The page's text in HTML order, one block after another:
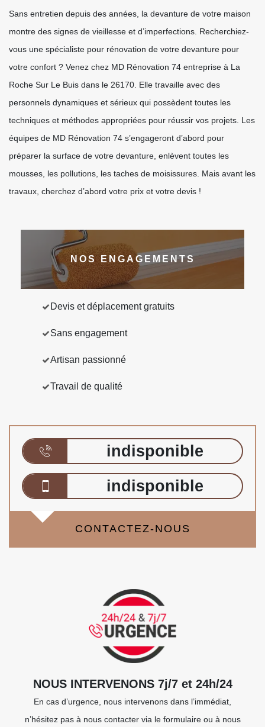
Sans entretien depuis des années, la devanture de votre maison
montre des signes de vieillesse et d’imperfections. Recherchiez-
vous une spécialiste pour rénovation de votre devanture pour
votre confort ? Venez chez MD Rénovation 74 entreprise à La
Roche Sur Le Buis dans le 26170. Elle travaille avec des
personnels dynamiques et sérieux qui possèdent toutes les
techniques et méthodes appropriées pour réussir vos projets. Les
équipes de MD Rénovation 74 s’engageront d’abord pour
préparer la surface de votre devanture, enlèvent toutes les
mousses, les pollutions, les taches de moisissures. Mais avant les
travaux, cherchez d’abord votre prix et votre devis !
NOS ENGAGEMENTS
Devis et déplacement gratuits
Sans engagement
Artisan passionné
Travail de qualité
indisponible
indisponible
CONTACTEZ-NOUS
NOUS INTERVENONS 7j/7 et 24h/24
En cas d’urgence, nous intervenons dans l’immédiat,
n’hésitez pas à nous contacter via le formulaire ou à nous